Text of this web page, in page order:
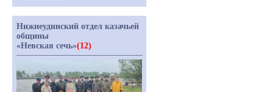
Нижнеудинский отдел казачьей
общины
«Невская сечь»(12)